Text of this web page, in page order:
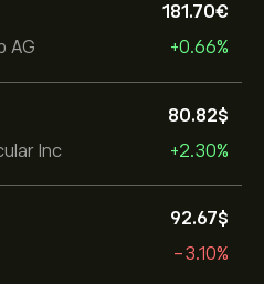
AG
181.70‎€‎
+0.66%
Inc
80.82‎$‎
+2.30%
92.67‎$‎
-3.10%